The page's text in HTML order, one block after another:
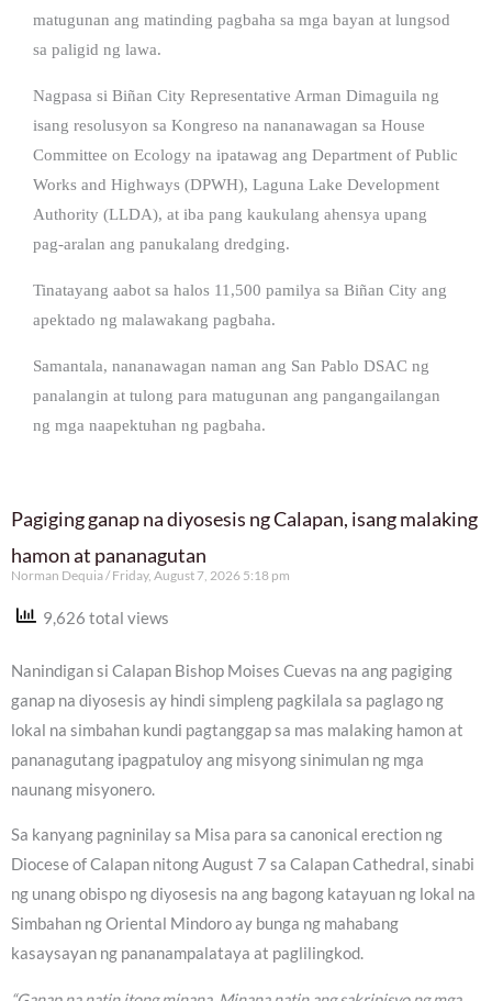
matugunan ang matinding pagbaha sa mga bayan at lungsod
sa paligid ng lawa.
Nagpasa si Biñan City Representative Arman Dimaguila ng
isang resolusyon sa Kongreso na nananawagan sa House
Committee on Ecology na ipatawag ang Department of Public
Works and Highways (DPWH), Laguna Lake Development
Authority (LLDA), at iba pang kaukulang ahensya upang
pag-aralan ang panukalang dredging.
Tinatayang aabot sa halos 11,500 pamilya sa Biñan City ang
apektado ng malawakang pagbaha.
Samantala, nananawagan naman ang San Pablo DSAC ng
panalangin at tulong para matugunan ang pangangailangan
ng mga naapektuhan ng pagbaha.
Pagiging ganap na diyosesis ng Calapan, isang malaking
hamon at pananagutan
Norman Dequia Friday, August 7, 2026 5:18 pm
9,626 total views
Nanindigan si Calapan Bishop Moises Cuevas na ang pagiging
ganap na diyosesis ay hindi simpleng pagkilala sa paglago ng
lokal na simbahan kundi pagtanggap sa mas malaking hamon at
pananagutang ipagpatuloy ang misyong sinimulan ng mga
naunang misyonero.
Sa kanyang pagninilay sa Misa para sa canonical erection ng
Diocese of Calapan nitong August 7 sa Calapan Cathedral, sinabi
ng unang obispo ng diyosesis na ang bagong katayuan ng lokal na
Simbahan ng Oriental Mindoro ay bunga ng mahabang
kasaysayan ng pananampalataya at paglilingkod.